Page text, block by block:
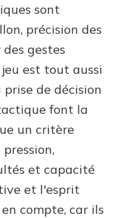
sont
précision des
gestes
est tout aussi
de décision
font la
un critère
et capacité
et l'esprit
compte, car ils